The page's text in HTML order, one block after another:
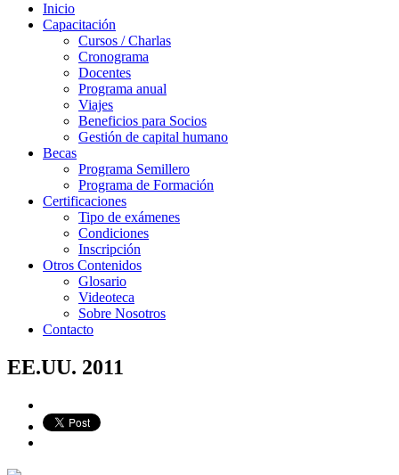
Inicio
Capacitación
Cursos / Charlas
Cronograma
Docentes
Programa anual
Viajes
Beneficios para Socios
Gestión de capital humano
Becas
Programa Semillero
Programa de Formación
Certificaciones
Tipo de exámenes
Condiciones
Inscripción
Otros Contenidos
Glosario
Videoteca
Sobre Nosotros
Contacto
EE.UU. 2011